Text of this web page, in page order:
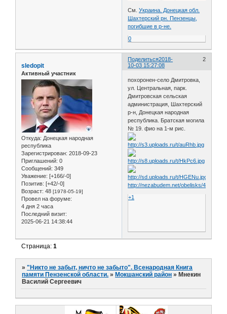
См.Украина. Донецкая обл.
Шахтерский рн. Пензенцы,
погибшие в р-не.
0
Поделиться 2
2018-
10-03 15:27:08
sledopit
Активный участник
Откуда: Донецкая народная
республика
Зарегистрирован: 2018-09-23
Приглашений: 0
Сообщений: 349
Уважение: [+166/-0]
Позитив: [+42/-0]
Возраст: 48 [1978-05-19]
Провел на форуме:
4 дня 2 часа
Последний визит:
2025-06-21 14:38:44
похоронен-село Дмитровка,
ул. Центральная, парк.
Дмитровская сельская
администрация, Шахтерский
р-н, Донецкая народная
республика. Братская могила
№ 19. фио на 1-м рис.
http://nezabudem.net/obelisks/4833
+1
Страница:1
»"Никто не забыт, ничто не забыто". Всенародная Книга
памяти Пензенской области. »Мокшанский район »Мнекин
Василий Сергеевич